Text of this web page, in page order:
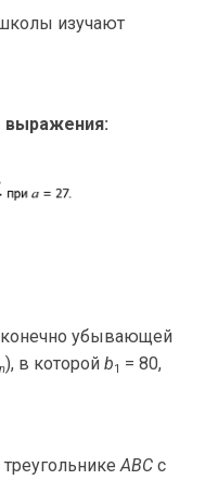
изучают
выражения:
убывающей
n), в которой b1 = 80,
ABC с